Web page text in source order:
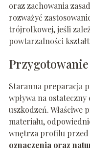
oraz zachowania
rozważyć
trójrolkowej, jeśli
powtarzalności
Staranna preparacja
wpływa na
uszkodzeń.
materiału,
wnętrza profilu przed
oznaczenia oraz